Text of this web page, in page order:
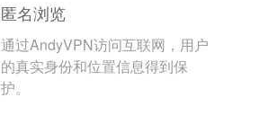
匿名浏览
通过AndyVPN访问互联网，用户
的真实身份和位置信息得到保
护。